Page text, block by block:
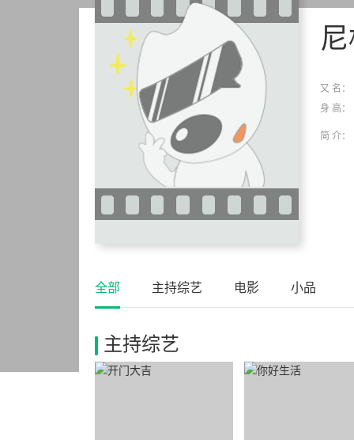
又 名：
身 高：
简 介：
全部 主持综艺 电影 小品
主持综艺